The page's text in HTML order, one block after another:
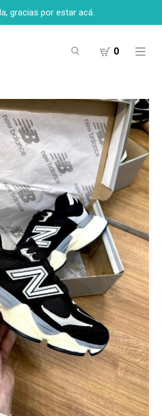
gracias por estar acá.
0